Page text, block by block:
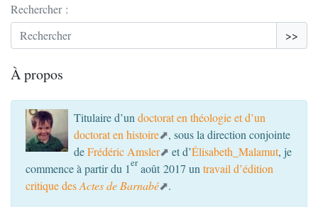
Rechercher :
>>
À propos
Titulaire d’un doctorat en théologie et d’un
doctorat en histoire
, sous la direction conjointe
deFrédéric Amsler et d’Élisabeth_Malamut, je
commence à partir du 1er août 2017 un travail d’édition
critique desActes de Barnabé .